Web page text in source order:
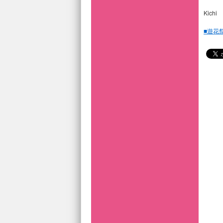
Kichi
■遊花